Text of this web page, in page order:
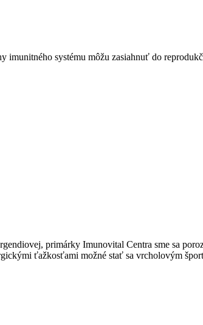
systému môžu zasiahnuť do
primárky Imunovital Centra sme sa
ťažkosťami možné stať sa vrcholovým